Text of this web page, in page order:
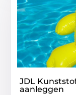
JDL
aanleggen